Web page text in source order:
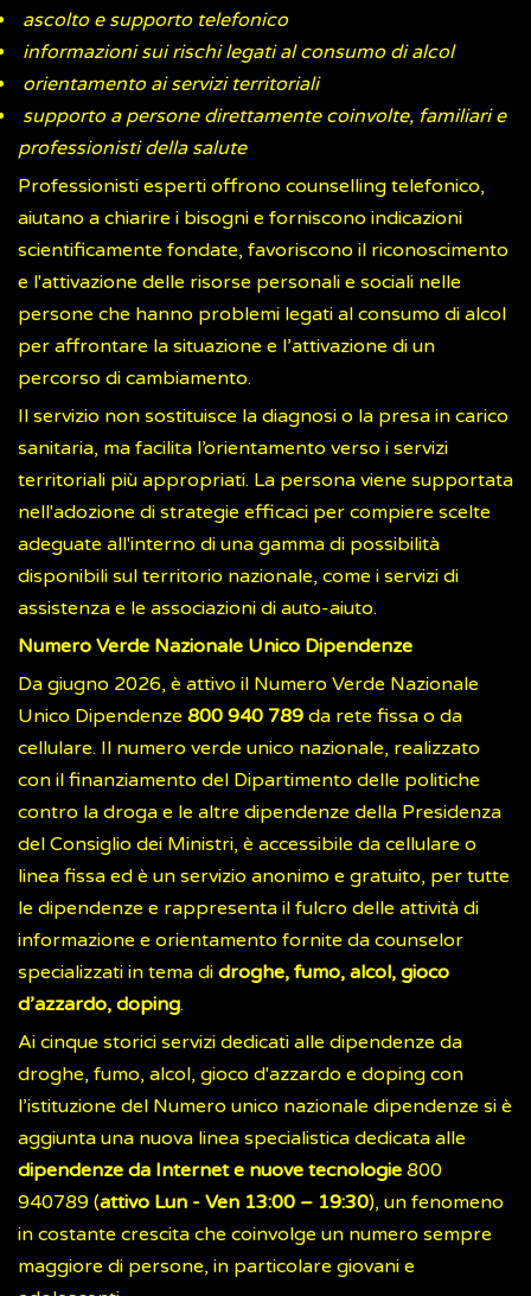
ascolto e supporto telefonico
informazioni sui rischi legati al consumo di alcol
orientamento ai servizi territoriali
supporto a persone direttamente coinvolte, familiari e
professionisti della salute
Professionisti esperti offrono counselling telefonico,
aiutano a chiarire i bisogni e forniscono indicazioni
scientificamente fondate, favoriscono il riconoscimento
e l'attivazione delle risorse personali e sociali nelle
persone che hanno problemi legati al consumo di alcol
per affrontare la situazione e l’attivazione di un
percorso di cambiamento.
Il servizio non sostituisce la diagnosi o la presa in carico
sanitaria, ma facilita l’orientamento verso i servizi
territoriali più appropriati. La persona viene supportata
nell'adozione di strategie efficaci per compiere scelte
adeguate all'interno di una gamma di possibilità
disponibili sul territorio nazionale, come i servizi di
assistenza e le associazioni di auto-aiuto.
Numero Verde Nazionale Unico Dipendenze
Da giugno 2026, è attivo il Numero Verde Nazionale
Unico Dipendenze 800 940 789 da rete fissa o da
cellulare. Il numero verde unico nazionale, realizzato
con il finanziamento del Dipartimento delle politiche
contro la droga e le altre dipendenze della Presidenza
del Consiglio dei Ministri, è accessibile da cellulare o
linea fissa ed è un servizio anonimo e gratuito, per tutte
le dipendenze e rappresenta il fulcro delle attività di
informazione e orientamento fornite da counselor
specializzati in tema di droghe, fumo, alcol, gioco
d’azzardo, doping.
Ai cinque storici servizi dedicati alle dipendenze da
droghe, fumo, alcol, gioco d'azzardo e doping con
l’istituzione del Numero unico nazionale dipendenze si è
aggiunta una nuova linea specialistica dedicata alle
dipendenze da Internet e nuove tecnologie 800
940789 (attivo Lun - Ven 13:00 – 19:30), un fenomeno
in costante crescita che coinvolge un numero sempre
maggiore di persone, in particolare giovani e